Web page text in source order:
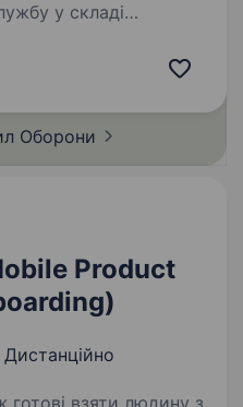
у складі
підготовкою,
Оборони
Product
Дистанційно
готові взяти людину з